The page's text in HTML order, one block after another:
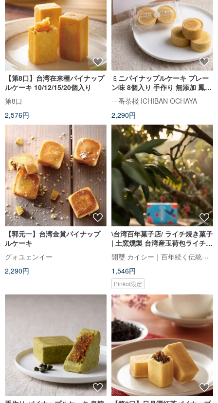
【第8口】台湾在来種パイナップ
ルケーキ 10/12/15/20個入り
第8口
2,576円
ミニパイナップルケーキ プレー
ン味 8個入り 手作り 無添加 鳳梨
酥 台湾 パイナップル 繊維【一番
茶棧】
一番茶棧 ICHIBAN OCHAYA
2,290円
【郭元一】台湾金賞パイナップ
ルケーキ
グォユェンイー
2,290円
\台湾百年菓子店/ ライチ焼き菓子
| 土窯燻製 台湾産玉荷包ライチ使
用 | ギフトボックス個包装
開璽 カイシー｜百年続く伝統の婚礼菓子
1,546円
Pinkoi限定